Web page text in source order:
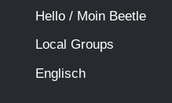
Hello / Moin Beetle
Local Groups
Englisch